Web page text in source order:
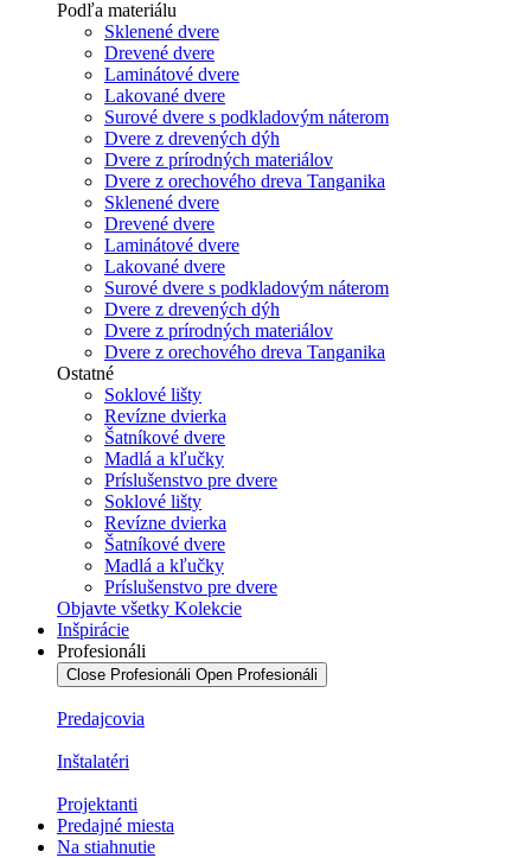
Podľa materiálu
Sklenené dvere
Drevené dvere
Laminátové dvere
Lakované dvere
Surové dvere s podkladovým náterom
Dvere z drevených dýh
Dvere z prírodných materiálov
Dvere z orechového dreva Tanganika
Sklenené dvere
Drevené dvere
Laminátové dvere
Lakované dvere
Surové dvere s podkladovým náterom
Dvere z drevených dýh
Dvere z prírodných materiálov
Dvere z orechového dreva Tanganika
Ostatné
Soklové lišty
Revízne dvierka
Šatníkové dvere
Madlá a kľučky
Príslušenstvo pre dvere
Soklové lišty
Revízne dvierka
Šatníkové dvere
Madlá a kľučky
Príslušenstvo pre dvere
Objavte všetky Kolekcie
Inšpirácie
Profesionáli
Close Profesionáli Open Profesionáli
Predajcovia
Inštalatéri
Projektanti
Predajné miesta
Na stiahnutie